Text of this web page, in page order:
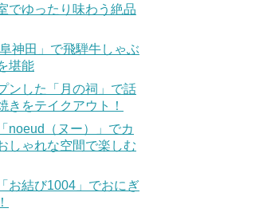
でゆったり味わう絶品
神田」で飛騨牛しゃぶ
堪能
ンした「月の祠」で話
きをテイクアウト！
noeud（ヌー）」でカ
しゃれな空間で楽しむ
お結び1004」でおにぎ